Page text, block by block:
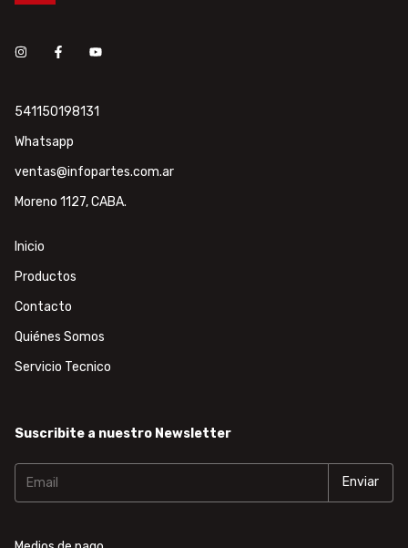
541150198131
Whatsapp
ventas@infopartes.com.ar
Moreno 1127, CABA.
Inicio
Productos
Contacto
Quiénes Somos
Servicio Tecnico
Suscribite a nuestro Newsletter